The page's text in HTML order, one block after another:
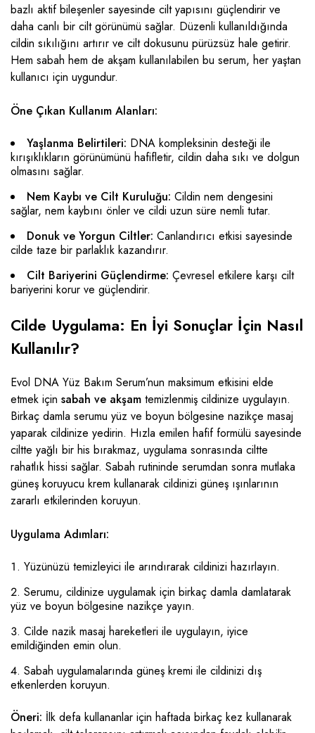
bazlı aktif bileşenler sayesinde cilt yapısını güçlendirir ve
daha canlı bir cilt görünümü sağlar. Düzenli kullanıldığında
cildin sıkılığını artırır ve cilt dokusunu pürüzsüz hale getirir.
Hem sabah hem de akşam kullanılabilen bu serum, her yaştan
kullanıcı için uygundur.
Öne Çıkan Kullanım Alanları:
Yaşlanma Belirtileri: DNA kompleksinin desteği ile
kırışıklıkların görünümünü hafifletir, cildin daha sıkı ve dolgun
olmasını sağlar.
Nem Kaybı ve Cilt Kuruluğu: Cildin nem dengesini
sağlar, nem kaybını önler ve cildi uzun süre nemli tutar.
Donuk ve Yorgun Ciltler: Canlandırıcı etkisi sayesinde
cilde taze bir parlaklık kazandırır.
Cilt Bariyerini Güçlendirme: Çevresel etkilere karşı cilt
bariyerini korur ve güçlendirir.
Cilde Uygulama: En İyi Sonuçlar İçin Nasıl
Kullanılır?
Evol DNA Yüz Bakım Serum’nun maksimum etkisini elde
etmek için sabah ve akşam temizlenmiş cildinize uygulayın.
Birkaç damla serumu yüz ve boyun bölgesine nazikçe masaj
yaparak cildinize yedirin. Hızla emilen hafif formülü sayesinde
ciltte yağlı bir his bırakmaz, uygulama sonrasında ciltte
rahatlık hissi sağlar. Sabah rutininde serumdan sonra mutlaka
güneş koruyucu krem kullanarak cildinizi güneş ışınlarının
zararlı etkilerinden koruyun.
Uygulama Adımları:
Yüzünüzü temizleyici ile arındırarak cildinizi hazırlayın.
Serumu, cildinize uygulamak için birkaç damla damlatarak
yüz ve boyun bölgesine nazikçe yayın.
Cilde nazik masaj hareketleri ile uygulayın, iyice
emildiğinden emin olun.
Sabah uygulamalarında güneş kremi ile cildinizi dış
etkenlerden koruyun.
Öneri: İlk defa kullananlar için haftada birkaç kez kullanarak